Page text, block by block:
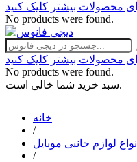
No products were found.
No products were found.
سبد خرید شما خالی است.
خانه
/
انواع لوازم جانبی موبایل
/